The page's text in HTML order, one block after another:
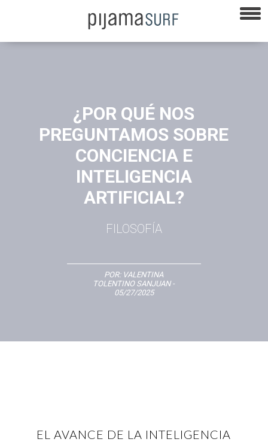
¿POR QUÉ NOS
PREGUNTAMOS SOBRE
CONCIENCIA E
INTELIGENCIA
ARTIFICIAL?
FILOSOFÍA
POR: VALENTINA
TOLENTINO SANJUAN-
05/27/2025
EL AVANCE DE LA INTELIGENCIA